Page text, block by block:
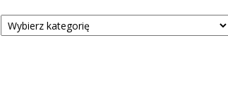
Kategorie